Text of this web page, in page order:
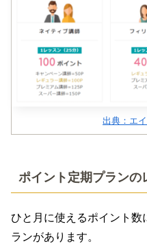
出典：エ
ポイント定期プランの
ひと月に使えるポイント
ランがあります。